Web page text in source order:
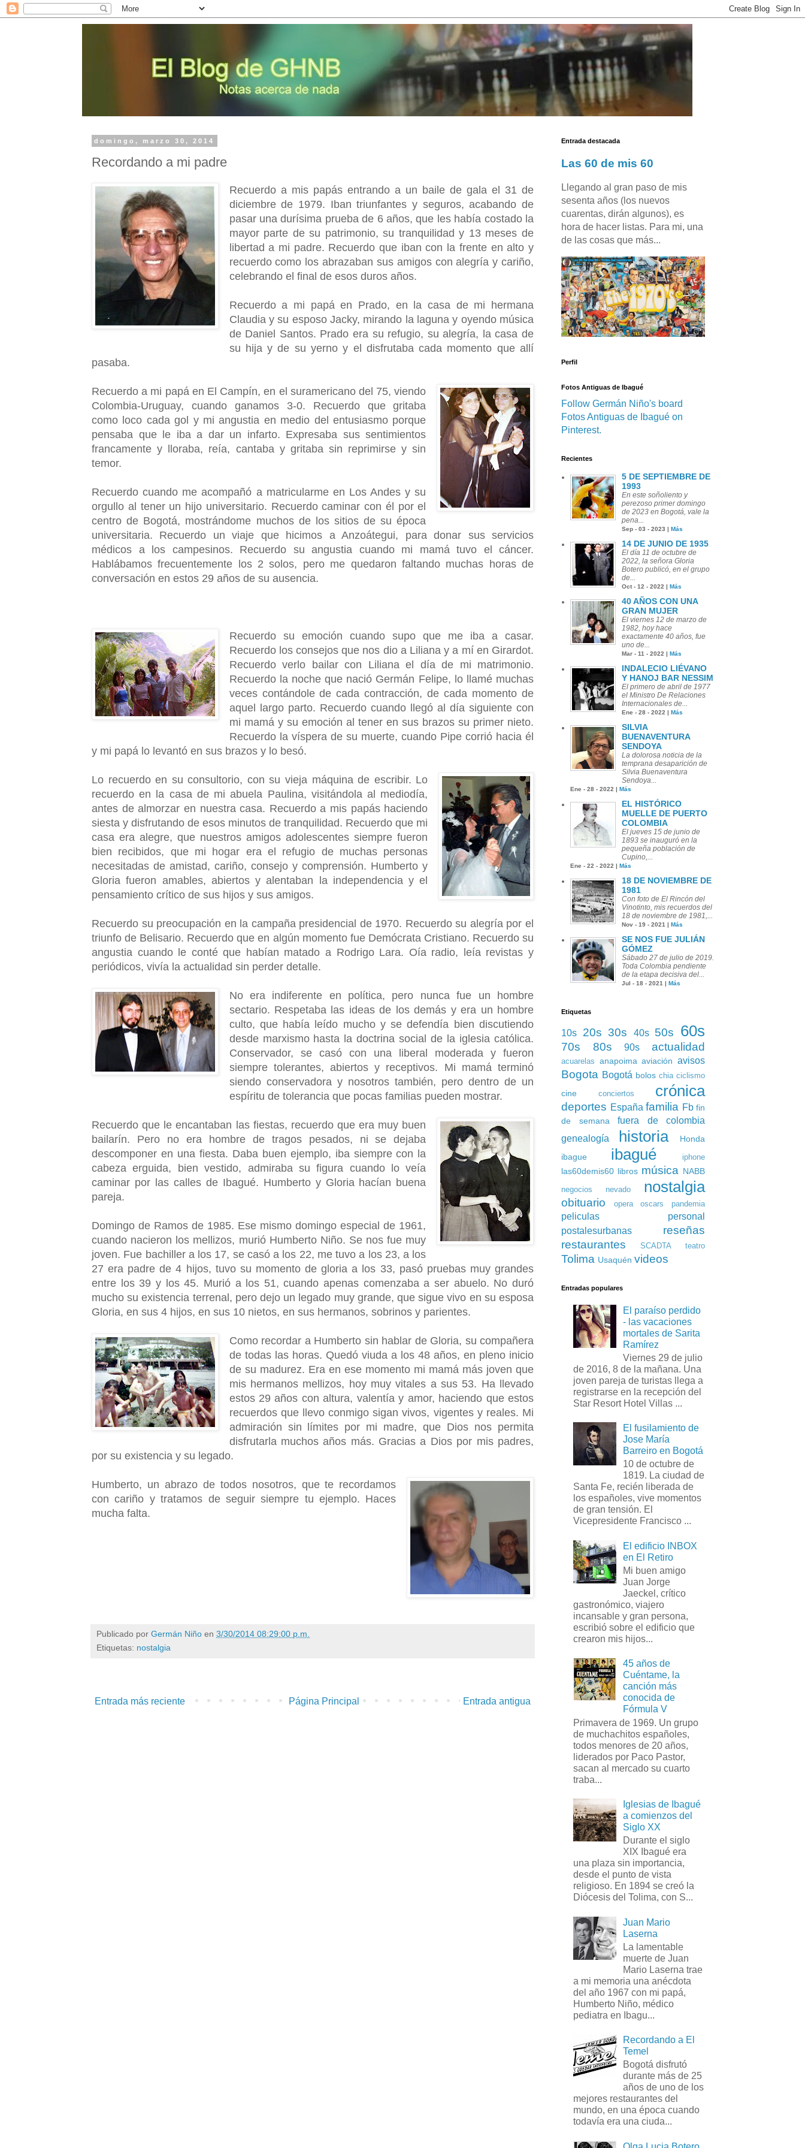
domingo, marzo 30, 2014
Recordando a mi padre
Recuerdo a mis papás entrando a un baile de gala el 31 de
diciembre de 1979. Iban triunfantes y seguros, acabando de
pasar una durísima prueba de 6 años, que les había costado la
mayor parte de su patrimonio, su tranquilidad y 13 meses de
libertad a mi padre. Recuerdo que iban con la frente en alto y
recuerdo como los abrazaban sus amigos con alegría y cariño,
celebrando el final de esos duros años.
Recuerdo a mi papá en Prado, en la casa de mi hermana
Claudia y su esposo Jacky, mirando la laguna y oyendo música
de Daniel Santos. Prado era su refugio, su alegría, la casa de
su hija y de su yerno y el disfrutaba cada momento que allí
pasaba.
Recuerdo a mi papá en El Campín, en el suramericano del 75, viendo
Colombia-Uruguay, cuando ganamos 3-0. Recuerdo que gritaba
como loco cada gol y mi angustia en medio del entusiasmo porque
pensaba que le iba a dar un infarto. Expresaba sus sentimientos
francamente y lloraba, reía, cantaba y gritaba sin reprimirse y sin
temor.
Recuerdo cuando me acompañó a matricularme en Los Andes y su
orgullo al tener un hijo universitario. Recuerdo caminar con él por el
centro de Bogotá, mostrándome muchos de los sitios de su época
universitaria. Recuerdo un viaje que hicimos a Anzoátegui, para donar sus servicios
médicos a los campesinos. Recuerdo su angustia cuando mi mamá tuvo el cáncer.
Hablábamos frecuentemente los 2 solos, pero me quedaron faltando muchas horas de
conversación en estos 29 años de su ausencia.
Recuerdo su emoción cuando supo que me iba a casar.
Recuerdo los consejos que nos dio a Liliana y a mí en Girardot.
Recuerdo verlo bailar con Liliana el día de mi matrimonio.
Recuerdo la noche que nació Germán Felipe, lo llamé muchas
veces contándole de cada contracción, de cada momento de
aquel largo parto. Recuerdo cuando llegó al día siguiente con
mi mamá y su emoción al tener en sus brazos su primer nieto.
Recuerdo la víspera de su muerte, cuando Pipe corrió hacia él
y mi papá lo levantó en sus brazos y lo besó.
Lo recuerdo en su consultorio, con su vieja máquina de escribir. Lo
recuerdo en la casa de mi abuela Paulina, visitándola al mediodía,
antes de almorzar en nuestra casa. Recuerdo a mis papás haciendo
siesta y disfrutando de esos minutos de tranquilidad. Recuerdo que mi
casa era alegre, que nuestros amigos adolescentes siempre fueron
bien recibidos, que mi hogar era el refugio de muchas personas
necesitadas de amistad, cariño, consejo y comprensión. Humberto y
Gloria fueron amables, abiertos y alentaban la independencia y el
pensamiento crítico de sus hijos y sus amigos.
Recuerdo su preocupación en la campaña presidencial de 1970. Recuerdo su alegría por el
triunfo de Belisario. Recuerdo que en algún momento fue Demócrata Cristiano. Recuerdo su
angustia cuando le conté que habían matado a Rodrigo Lara. Oía radio, leía revistas y
periódicos, vivía la actualidad sin perder detalle.
No era indiferente en política, pero nunca fue un hombre
sectario. Respetaba las ideas de los demás y era un hombre
culto, que había leído mucho y se defendía bien discutiendo
desde marxismo hasta la doctrina social de la iglesia católica.
Conservador, se casó con una liberal moderada y fueron
siempre tolerantes, abiertos y receptivos. Mi mamá terminó
siendo conservadora y nosotros también, pero dentro de un
espíritu de tolerancia que pocas familias pueden mostrar.
Recuerdo que le encantaban las fiestas, recuerdo que era muy buen
bailarín. Pero no era hombre de tragos pesados, ni se dejaba
descomponer en una fiesta. Daba buen ejemplo, iba siempre con la
cabeza erguida, bien vestido, admiraba su figura cuando lo veía
caminar por las calles de Ibagué. Humberto y Gloria hacían buena
pareja.
Domingo de Ramos de 1985. Ese mismo domingo especial de 1961,
cuando nacieron los mellizos, murió Humberto Niño. Se nos fue muy
joven. Fue bachiller a los 17, se casó a los 22, me tuvo a los 23, a los
27 era padre de 4 hijos, tuvo su momento de gloria a los 33, pasó pruebas muy grandes
entre los 39 y los 45. Murió a los 51, cuando apenas comenzaba a ser abuelo. No duró
mucho su existencia terrenal, pero dejo un legado muy grande, que sigue vivo en su esposa
Gloria, en sus 4 hijos, en sus 10 nietos, en sus hermanos, sobrinos y parientes.
Como recordar a Humberto sin hablar de Gloria, su compañera
de todas las horas. Quedó viuda a los 48 años, en pleno inicio
de su madurez. Era en ese momento mi mamá más joven que
mis hermanos mellizos, hoy muy vitales a sus 53. Ha llevado
estos 29 años con altura, valentía y amor, haciendo que estos
recuerdos que llevo conmigo sigan vivos, vigentes y reales. Mi
admiración sin límites por mi madre, que Dios nos permita
disfrutarla muchos años más. Gracias a Dios por mis padres,
por su existencia y su legado.
Humberto, un abrazo de todos nosotros, que te recordamos
con cariño y tratamos de seguir siempre tu ejemplo. Haces
mucha falta.
Publicado por Germán Niño en 3/30/2014 08:29:00 p.m.
Etiquetas: nostalgia
Entrada más reciente Entrada antigua
Página Principal
Entrada destacada
Las 60 de mis 60
Llegando al gran paso de mis
sesenta años (los nuevos
cuarentas, dirán algunos), es
hora de hacer listas. Para mi, una
de las cosas que más...
Perfil
Fotos Antiguas de Ibagué
Follow Germán Niño's board
Fotos Antiguas de Ibagué on
Pinterest.
Recientes
5 DE SEPTIEMBRE DE
1993
En este soñoliento y
perezoso primer domingo
de 2023 en Bogotá, vale la
pena...
Sep - 03 - 2023 | Más
14 DE JUNIO DE 1935
El día 11 de octubre de
2022, la señora Gloria
Botero publicó, en el grupo
de...
Oct - 12 - 2022 | Más
40 AÑOS CON UNA
GRAN MUJER
El viernes 12 de marzo de
1982, hoy hace
exactamente 40 años, fue
uno de...
Mar - 11 - 2022 | Más
INDALECIO LIÉVANO
Y HANOJ BAR NESSIM
El primero de abril de 1977
el Ministro De Relaciones
Internacionales de...
Ene - 28 - 2022 | Más
SILVIA
BUENAVENTURA
SENDOYA
La dolorosa noticia de la
temprana desaparición de
Silvia Buenaventura
Sendoya...
Ene - 28 - 2022 | Más
EL HISTÓRICO
MUELLE DE PUERTO
COLOMBIA
El jueves 15 de junio de
1893 se inauguró en la
pequeña población de
Cupino,...
Ene - 22 - 2022 | Más
18 DE NOVIEMBRE DE
1981
Con foto de El Rincón del
Vinotinto, mis recuerdos del
18 de noviembre de 1981,...
Nov - 19 - 2021 | Más
SE NOS FUE JULIÁN
GÓMEZ
Sábado 27 de julio de 2019.
Toda Colombia pendiente
de la etapa decisiva del...
Jul - 18 - 2021 | Más
Etiquetas
10s 20s 30s 40s 50s 60s
70s 80s 90s actualidad
acuarelas anapoima aviación avisos
Bogota Bogotá bolos chia ciclismo
cine conciertos crónica
deportes España familia Fb fin
de semana
fuera de colombia
genealogía
historia
Honda
ibague
ibagué iphone
las60demis60 libros música NABB
negocios nevado nostalgia
obituario opera oscars pandemia
peliculas
personal
postalesurbanas
reseñas
restaurantes
SCADTA teatro
Tolima Usaquén videos
Entradas populares
El paraíso perdido
- las vacaciones
mortales de Sarita
Ramírez
Viernes 29 de julio
de 2016, 8 de la mañana. Una
joven pareja de turistas llega a
registrarse en la recepción del
Star Resort Hotel Villas ...
El fusilamiento de
Jose María
Barreiro en Bogotá
10 de octubre de
1819. La ciudad de
Santa Fe, recién liberada de
los españoles, vive momentos
de gran tensión. El
Vicepresidente Francisco ...
El edificio INBOX
en El Retiro
Mi buen amigo
Juan Jorge
Jaeckel, crítico
gastronómico, viajero
incansable y gran persona,
escribió sobre el edificio que
crearon mis hijos...
45 años de
Cuéntame, la
canción más
conocida de
Fórmula V
Primavera de 1969. Un grupo
de muchachitos españoles,
todos menores de 20 años,
liderados por Paco Pastor,
sacan al mercado su cuarto
traba...
Iglesias de Ibagué
a comienzos del
Siglo XX
Durante el siglo
XIX Ibagué era
una plaza sin importancia,
desde el punto de vista
religioso. En 1894 se creó la
Diócesis del Tolima, con S...
Juan Mario
Laserna
La lamentable
muerte de Juan
Mario Laserna trae
a mi memoria una anécdota
del año 1967 con mi papá,
Humberto Niño, médico
pediatra en Ibagu...
Recordando a El
Temel
Bogotá disfrutó
durante más de 25
años de uno de los
mejores restaurantes del
mundo, en una época cuando
todavía era una ciuda...